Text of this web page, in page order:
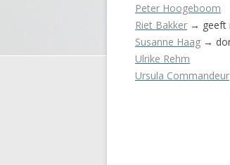
Peter Hoogeboom
Riet Bakker → geeft
Susanne Haag →
Ulrike Rehm
Ursula Commandeur